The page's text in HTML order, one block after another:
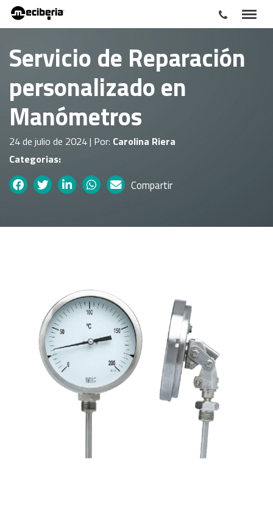
Servicio de Reparación
personalizado en
Manómetros
24 de julio de 2024 | Por: Carolina Riera
Categorias:
Compartir